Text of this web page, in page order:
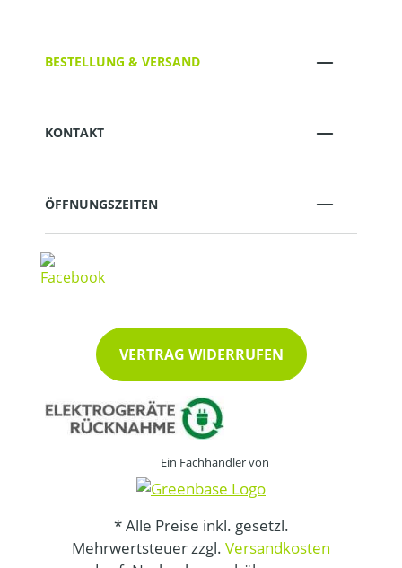
BESTELLUNG & VERSAND
KONTAKT
ÖFFNUNGSZEITEN
VERTRAG WIDERRUFEN
Ein Fachhändler von
* Alle Preise inkl. gesetzl.
Mehrwertsteuer zzgl. Versandkosten